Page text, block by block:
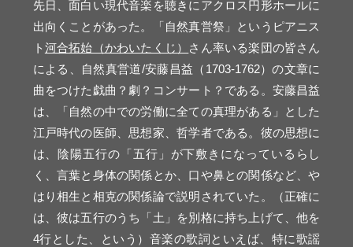
先日、面白い現代音楽を聴きにアクロス円形ホールに
出向くことがあった。「自然真営祭」というピアニス
ト河合拓始（かわいたくじ） さん率いる楽団の皆さん
による、自然真営道/安藤昌益（1703-1762）の文章に
曲をつけた戯曲？劇？コンサート？である。安藤昌益
は、「自然の中での労働に全ての真理がある」とした
江戸時代の医師、思想家、哲学者である。彼の思想に
は、陰陽五行の「五行」が下敷きになっているらし
く、言葉と身体の関係とか、口や鼻との関係など、や
はり相生と相克の関係論で説明されていた。（正確に
は、彼は五行のうち「土」を別格に持ち上げて、他を
4行とした、という）音楽の歌詞といえば、特に歌謡